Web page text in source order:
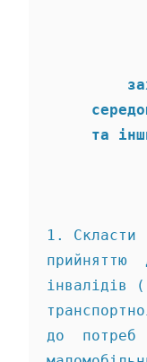
та
1. Скласти
прийняттю
інвалідів
до  потреб